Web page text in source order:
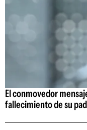
El conmovedor
fallecimiento de su